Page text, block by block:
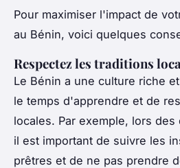
Pour maximiser l'impact de
au Bénin, voici quelques
Respectez les traditions
Le Bénin a une culture riche
le temps d'apprendre et de
locales. Par exemple, lors des
il est important de suivre les
prêtres et de ne pas prendre